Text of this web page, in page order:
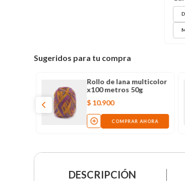
Sugeridos para tu compra
Rollo de lana multicolor
x100 metros 50g
$ 10.900
COMPRAR AHORA
DESCRIPCIÓN